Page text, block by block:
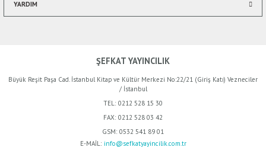
%50
YARDIM
ŞEFKAT YAYINCILIK
Büyük Reşit Paşa Cad. İstanbul Kitap ve Kültür Merkezi No:22/21 (Giriş Katı) Vezneciler
/ İstanbul
TEL: 0212 528 15 30
FAX: 0212 528 03 42
GSM: 0532 541 89 01
E-MAİL: info@sefkatyayincilik.com.tr